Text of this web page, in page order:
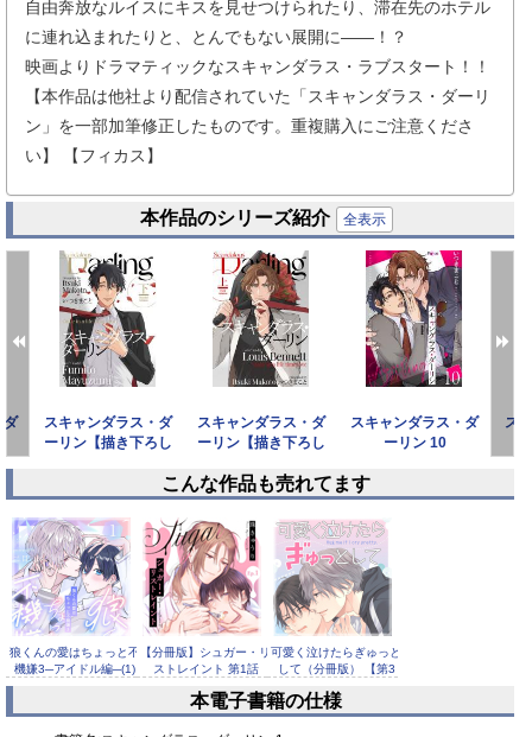
自由奔放なルイスにキスを見せつけられたり、滞在先のホテル
に連れ込まれたりと、とんでもない展開に――！？
映画よりドラマティックなスキャンダラス・ラブスタート！！
【本作品は他社より配信されていた「スキャンダラス・ダーリ
ン」を一部加筆修正したものです。重複購入にご注意くださ
い】 【フィカス】
本作品のシリーズ紹介 全表示
ダ
スキャンダラス・ダ
ーリン【描き下ろし
スキャンダラス・ダ
ーリン【描き下ろし
スキャンダラス・ダ
ーリン 10
ス
prev next
こんな作品も売れてます
狼くんの愛はちょっと不
機嫌3─アイドル編─(1)
【分冊版】シュガー・リ
ストレイント 第1話
可愛く泣けたらぎゅっと
して（分冊版） 【第3
本電子書籍の仕様